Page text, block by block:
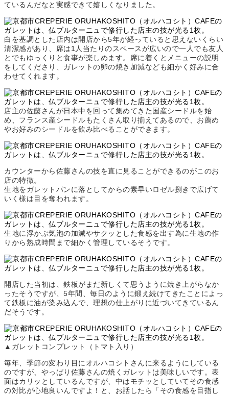
ているんだなと実感できて嬉しくなりました。
白を基調とした店内は開店から5年が経っていると思えないくらい
清潔感があり、席は1人当たりのスペースが広いので一人でも友人
とでもゆっくりと食事が楽しめます。席に着くとメニューの説明
をしてくださり、ガレットの卵の焼き加減なども細かく好みに合
わせてくれます。
店主の佐藤さんが日本中を回って集めてきた国産シードルを始
め、フランス産シードルもたくさん取り揃えてあるので、お薦め
やお好みのシードルを飲み比べることができます。
カウンターから佐藤さんの技を直に見ることができるのがこのお
店の特徴。
生地をガレットパンに落としてからの素早いロゼル捌きで広げて
いく様は目を奪われます。
生地に浮かぶ気泡の加減やサクッとした食感を出す為に生地の作
りから熟成時間まで細かく管理しているそうです。
開店した当初は、鉄板がまだ新しくて思うように焼き上がらなか
ったそうですが、5年間、毎日のように鍛え続けてきたことによっ
て鉄板に油が染み込んで、理想の仕上がりに近づいてきているん
だそうです。
▲ガレットコンプレット（トマト入り）
毎年、季節の変わり目にオルハコシトさんに来るようにしている
のですが、やっぱり佐藤さんの焼くガレットは美味しいです。表
面はカリッとしているんですが、中はモチッとしていてその食感
の対比が心地良いんですよ！と、お話したら「その食感を目指し